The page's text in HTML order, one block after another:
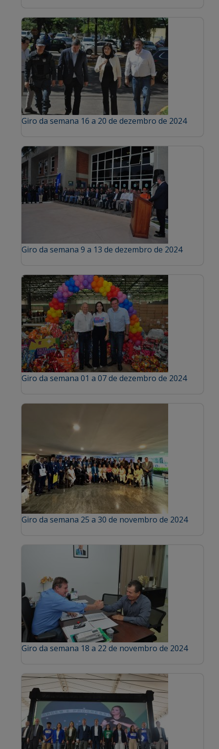
Giro da semana 16 a 20 de dezembro de 2024
Giro da semana 9 a 13 de dezembro de 2024
Giro da semana 01 a 07 de dezembro de 2024
Giro da semana 25 a 30 de novembro de 2024
Giro da semana 18 a 22 de novembro de 2024